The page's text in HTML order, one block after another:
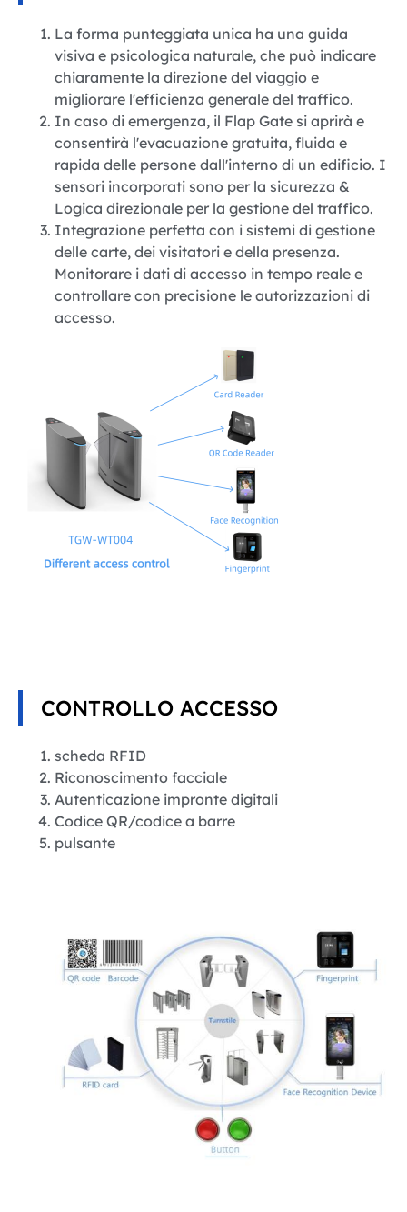
La forma punteggiata unica ha una guida
visiva e psicologica naturale, che può indicare
chiaramente la direzione del viaggio e
migliorare l'efficienza generale del traffico.
In caso di emergenza, il Flap Gate si aprirà e
consentirà l'evacuazione gratuita, fluida e
rapida delle persone dall'interno di un edificio. I
sensori incorporati sono per la sicurezza &
Logica direzionale per la gestione del traffico.
Integrazione perfetta con i sistemi di gestione
delle carte, dei visitatori e della presenza.
Monitorare i dati di accesso in tempo reale e
controllare con precisione le autorizzazioni di
accesso.
CONTROLLO ACCESSO
scheda RFID
Riconoscimento facciale
Autenticazione impronte digitali
Codice QR/codice a barre
pulsante